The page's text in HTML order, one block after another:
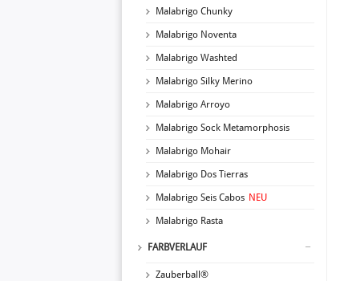
Malabrigo Chunky
Malabrigo Noventa
Malabrigo Washted
Malabrigo Silky Merino
Malabrigo Arroyo
Malabrigo Sock Metamorphosis
Malabrigo Mohair
Malabrigo Dos Tierras
Malabrigo Seis Cabos NEU
Malabrigo Rasta
FARBVERLAUF
Zauberball®